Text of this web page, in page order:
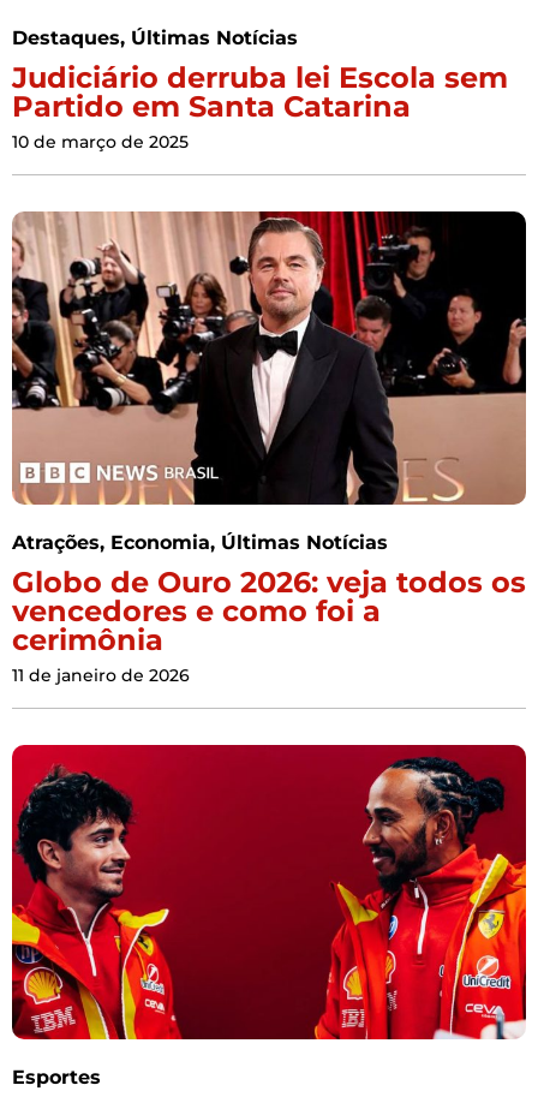
Destaques, Últimas Notícias
Judiciário derruba lei Escola sem
Partido em Santa Catarina
10 de março de 2025
Atrações, Economia, Últimas Notícias
Globo de Ouro 2026: veja todos os
vencedores e como foi a
cerimônia
11 de janeiro de 2026
Esportes